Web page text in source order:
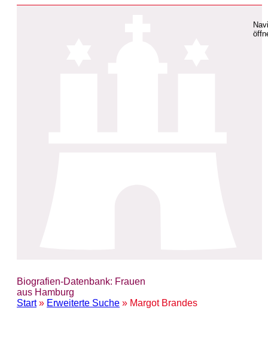
Biografien-Datenbank: Frauen
aus Hamburg
Start» Erweiterte Suche » Margot Brandes